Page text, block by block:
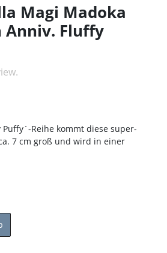
Magi Madoka
Anniv. Fluffy
Puffy´-Reihe kommt diese super-
7 cm groß und wird in einer